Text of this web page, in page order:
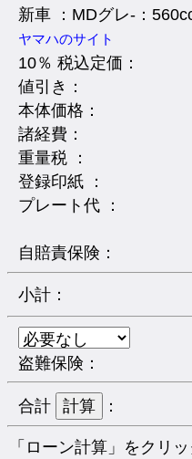
新車 ：MDグレ-：
ヤマハのサイト
10％ 税込定価：
値引き：
本体価格：
諸経費：
重量税 ：
登録印紙 ：
プレート代 ：
自賠責保険：
小計：
盗難保険：
合計 ：
「ローン計算」をクリ